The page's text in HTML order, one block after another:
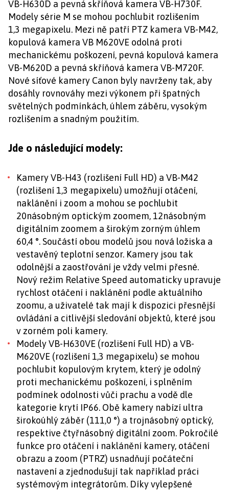
VB-H630D a pevná skříňová kamera VB-H730F.
Modely série M se mohou pochlubit rozlišením
1,3 megapixelu. Mezi ně patří PTZ kamera VB-M42,
kopulová kamera VB M620VE odolná proti
mechanickému poškození, pevná kopulová kamera
VB-M620D a pevná skříňová kamera VB-M720F.
Nové síťové kamery Canon byly navrženy tak, aby
dosáhly rovnováhy mezi výkonem při špatných
světelných podmínkách, úhlem záběru, vysokým
rozlišením a snadným použitím.
Jde o následující modely:
Kamery VB-H43 (rozlišení Full HD) a VB-M42
(rozlišení 1,3 megapixelu) umožňují otáčení,
naklánění i zoom a mohou se pochlubit
20násobným optickým zoomem, 12násobným
digitálním zoomem a širokým zorným úhlem
60,4 °. Součástí obou modelů jsou nová ložiska a
vestavěný teplotní senzor. Kamery jsou tak
odolnější a zaostřování je vždy velmi přesné.
Nový režim Relative Speed automaticky upravuje
rychlost otáčení i naklánění podle aktuálního
zoomu, a uživatelé tak mají k dispozici přesnější
ovládání a citlivější sledování objektů, které jsou
v zorném poli kamery.
Modely VB-H630VE (rozlišení Full HD) a VB-
M620VE (rozlišení 1,3 megapixelu) se mohou
pochlubit kopulovým krytem, který je odolný
proti mechanickému poškození, i splněním
podmínek odolnosti vůči prachu a vodě dle
kategorie krytí IP66. Obě kamery nabízí ultra
širokoúhlý záběr (111,0 °) a trojnásobný optický,
respektive čtyřnásobný digitální zoom. Pokročilé
funkce pro otáčení i naklánění kamery, otáčení
obrazu a zoom (PTRZ) usnadňují počáteční
nastavení a zjednodušují tak například práci
systémovým integrátorům. Díky vylepšené